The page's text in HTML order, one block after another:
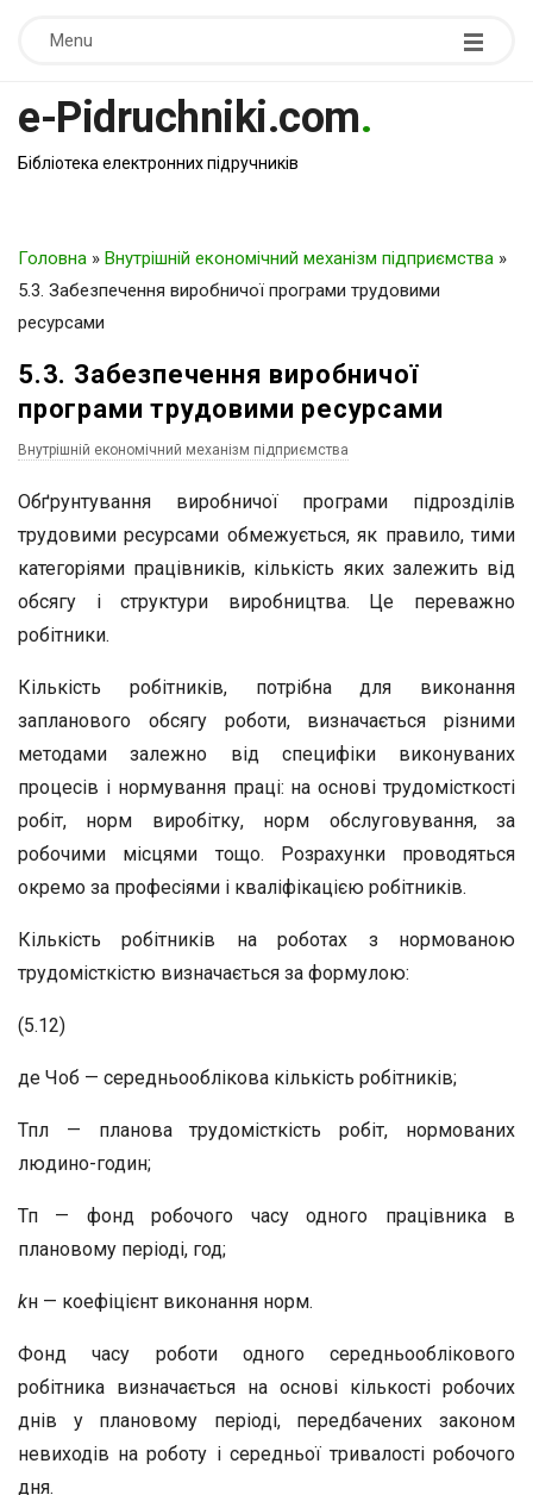
Menu
e-Pidruchniki.com.
Бібліотека електронних підручників
Головна » Внутрішній економічний механізм підприємства »
5.3. Забезпечення виробничої програми трудовими
ресурсами
5.3. Забезпечення виробничої
програми трудовими ресурсами
Внутрішній економічний механізм підприємства
Обґрунтування виробничої програми підрозділів
трудовими ресурсами обмежується, як правило, тими
категоріями працівників, кількість яких залежить від
обсягу і структури виробництва. Це переважно
робітники.
Кількість робітників, потрібна для виконання
запланового обсягу роботи, визначається різними
методами залежно від специфіки виконуваних
процесів і нормування праці: на основі трудомісткості
робіт, норм виробітку, норм обслуговування, за
робочими місцями тощо. Розрахунки проводяться
окремо за професіями і кваліфікацією робітників.
Кількість робітників на роботах з нормованою
трудомісткістю визначається за формулою:
(5.12)
де Чоб — середньооблікова кількість робітників;
Тпл — планова трудомісткість робіт, нормованих
людино-годин;
Тп — фонд робочого часу одного працівника в
плановому періоді, год;
kн — коефіцієнт виконання норм.
Фонд часу роботи одного середньооблікового
робітника визначається на основі кількості робочих
днів у плановому періоді, передбачених законом
невиходів на роботу і середньої тривалості робочого
дня.